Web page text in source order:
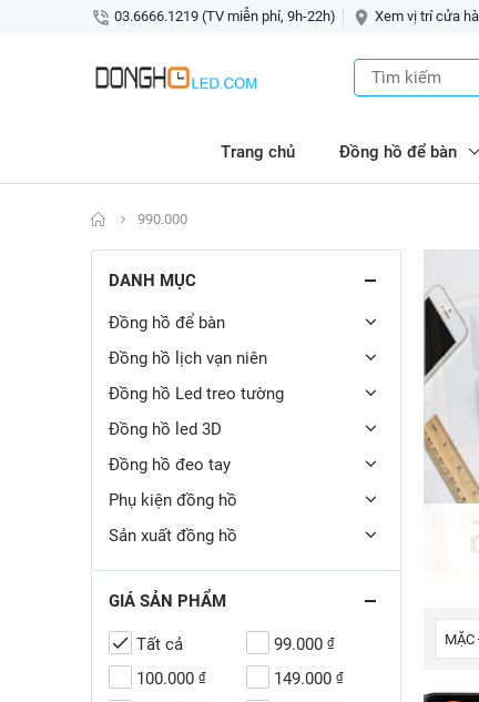
03.6666.1219 (TV miễn phí, 9h-22h) Xem vị trí cửa
Trang chủ Đồng hồ để bàn
990.000
DANH MỤC
Đồng hồ để bàn
Đồng hồ lịch vạn niên
Đồng hồ Led treo tường
Đồng hồ led 3D
Đồng hồ đeo tay
Phụ kiện đồng hồ
Sản xuất đồng hồ
GIÁ SẢN PHẨM
Tất cả 99.000 ₫
100.000 ₫ 149.000 ₫